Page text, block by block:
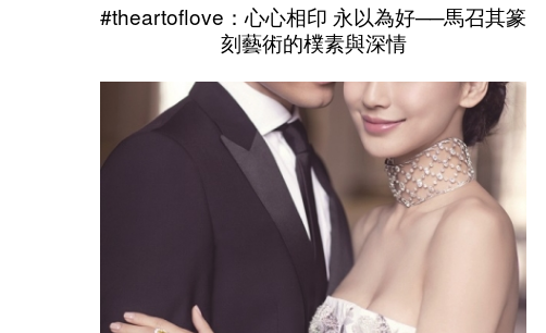
#theartoflove：心心相印 永以為好──馬召其篆
刻藝術的樸素與深情